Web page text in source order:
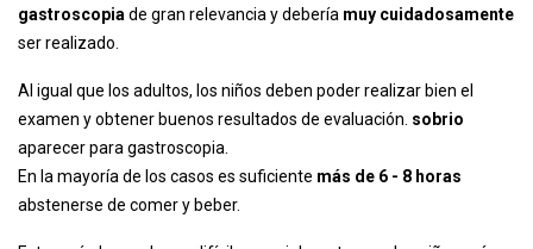
gastroscopia de gran relevancia y debería muy cuidadosamente
ser realizado.
Al igual que los adultos, los niños deben poder realizar bien el
examen y obtener buenos resultados de evaluación. sobrio
aparecer para gastroscopia.
En la mayoría de los casos es suficiente más de 6 - 8 horas
abstenerse de comer y beber.